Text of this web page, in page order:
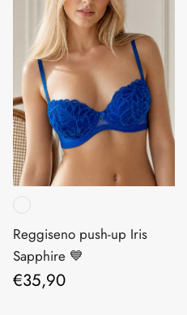
Reggiseno push-up Iris
Sapphire 💙
Prezzo normale
€35,90